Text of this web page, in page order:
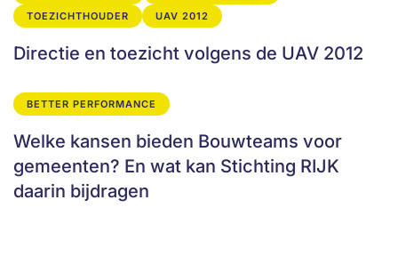
TOEZICHTHOUDER
UAV 2012
Directie en toezicht volgens de UAV 2012
BETTER PERFORMANCE
Welke kansen bieden Bouwteams voor
gemeenten? En wat kan Stichting RIJK
daarin bijdragen